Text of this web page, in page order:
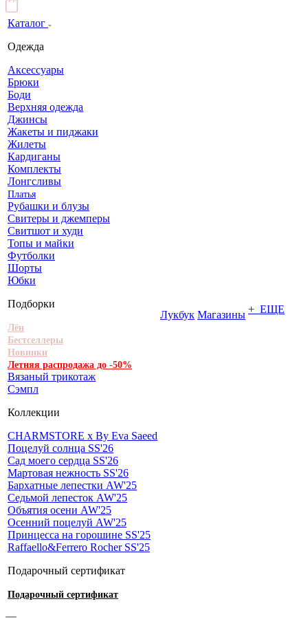
Каталог
Одежда
Аксессуары
Брюки
Боди
Верхняя одежда
Джинсы
Жакеты и пиджаки
Жилеты
Кардиганы
Комплекты
Лонгсливы
Платья
Рубашки и блузы
Свитеры и джемперы
Свитшот и худи
Топы и майки
Футболки
Шорты
Юбки
Подборки
Лён
Бестселлеры
Новинки
Летняя распродажа до -50%
Вязаный трикотаж
Сэмпл
Коллекции
CHARMSTORE х By Eva Saeed
Поцелуй солнца SS'26
Сад моего сердца SS'26
Мартовая нежность SS'26
Бархатные лепестки AW'25
Седьмой лепесток AW'25
Объятия осени AW'25
Осенний поцелуй AW'25
Принцесса на горошине SS'25
Raffaello&Ferrero Rocher SS'25
Подарочный сертификат
Подарочный сертификат
Лукбук Магазины + ЕЩЕ